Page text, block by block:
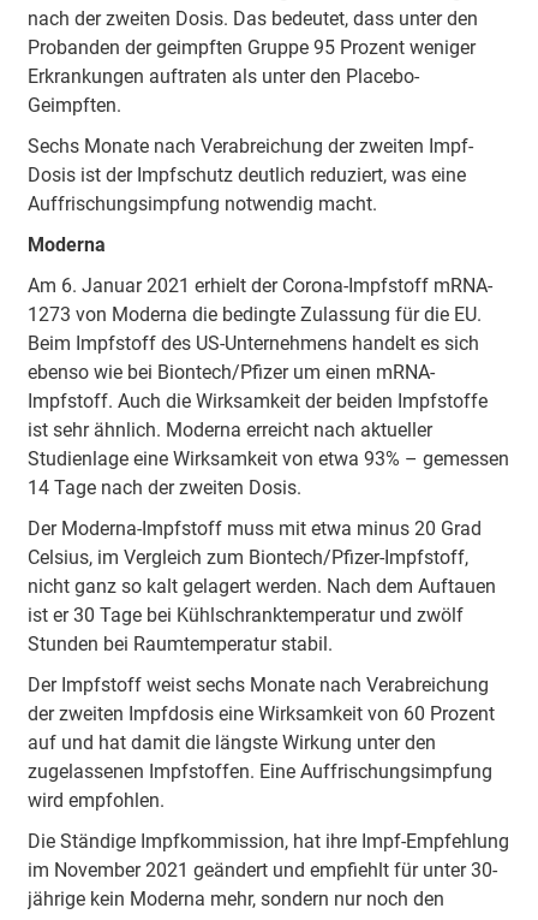
nach der zweiten Dosis. Das bedeutet, dass unter den
Probanden der geimpften Gruppe 95 Prozent weniger
Erkrankungen auftraten als unter den Placebo-
Geimpften.
Sechs Monate nach Verabreichung der zweiten Impf-
Dosis ist der Impfschutz deutlich reduziert, was eine
Auffrischungsimpfung notwendig macht.
Moderna
Am 6. Januar 2021 erhielt der Corona-Impfstoff mRNA-
1273 von Moderna die bedingte Zulassung für die EU.
Beim Impfstoff des US-Unternehmens handelt es sich
ebenso wie bei Biontech/Pfizer um einen mRNA-
Impfstoff. Auch die Wirksamkeit der beiden Impfstoffe
ist sehr ähnlich. Moderna erreicht nach aktueller
Studienlage eine Wirksamkeit von etwa 93% – gemessen
14 Tage nach der zweiten Dosis.
Der Moderna-Impfstoff muss mit etwa minus 20 Grad
Celsius, im Vergleich zum Biontech/Pfizer-Impfstoff,
nicht ganz so kalt gelagert werden. Nach dem Auftauen
ist er 30 Tage bei Kühlschranktemperatur und zwölf
Stunden bei Raumtemperatur stabil.
Der Impfstoff weist sechs Monate nach Verabreichung
der zweiten Impfdosis eine Wirksamkeit von 60 Prozent
auf und hat damit die längste Wirkung unter den
zugelassenen Impfstoffen. Eine Auffrischungsimpfung
wird empfohlen.
Die Ständige Impfkommission, hat ihre Impf-Empfehlung
im November 2021 geändert und empfiehlt für unter 30-
jährige kein Moderna mehr, sondern nur noch den